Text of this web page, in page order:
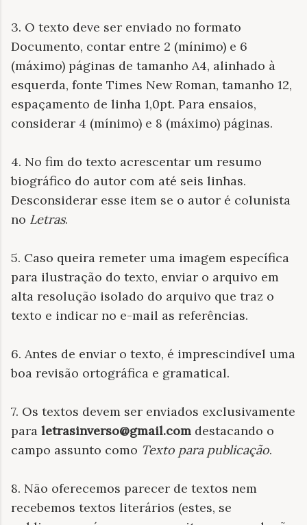
3. O texto deve ser enviado no formato
Documento, contar entre 2 (mínimo) e 6
(máximo) páginas de tamanho A4, alinhado à
esquerda, fonte Times New Roman, tamanho 12,
espaçamento de linha 1,0pt. Para ensaios,
considerar 4 (mínimo) e 8 (máximo) páginas.
4. No fim do texto acrescentar um resumo
biográfico do autor com até seis linhas.
Desconsiderar esse item se o autor é colunista
no Letras.
5. Caso queira remeter uma imagem específica
para ilustração do texto, enviar o arquivo em
alta resolução isolado do arquivo que traz o
texto e indicar no e-mail as referências.
6. Antes de enviar o texto, é imprescindível uma
boa revisão ortográfica e gramatical.
7. Os textos devem ser enviados exclusivamente
para letrasinverso@gmail.com destacando o
campo assunto como Texto para publicação.
8. Não oferecemos parecer de textos nem
recebemos textos literários (estes, se